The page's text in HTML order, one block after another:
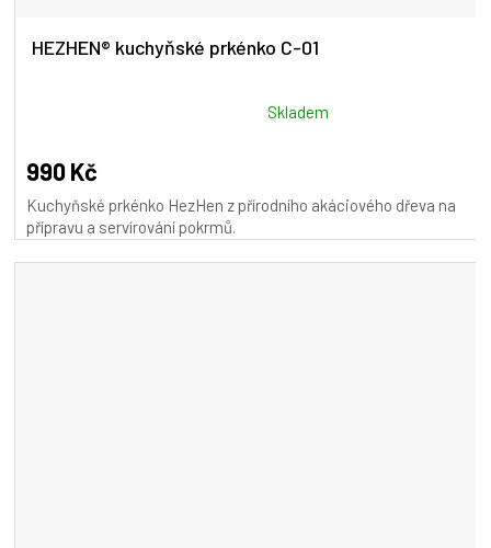
HEZHEN® kuchyňské prkénko C-01
produktu
je
5,0
z
Skladem
990 Kč
Kuchyňské prkénko HezHen z přírodního akáciového dřeva na
přípravu a servírování pokrmů.